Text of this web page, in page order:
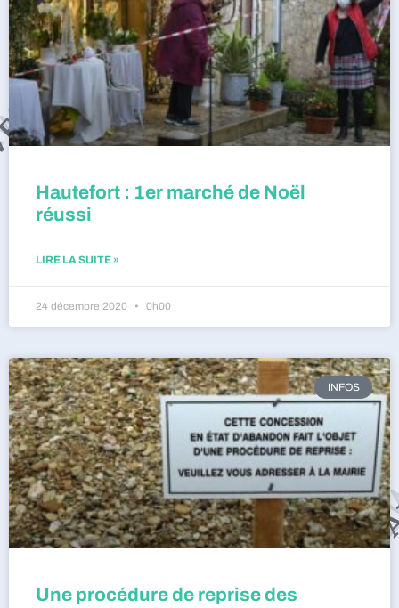
Hautefort : 1er marché de Noël
réussi
LIRE LA SUITE »
24 décembre 2020 0h00
INFOS
Une procédure de reprise des